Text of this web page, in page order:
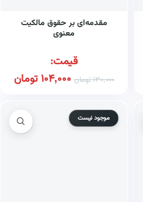
مقدمه‌ای بر حقوق مالکیت
معنوی
قیمت:
130,000تومان 104,000تومان
موجود نیست